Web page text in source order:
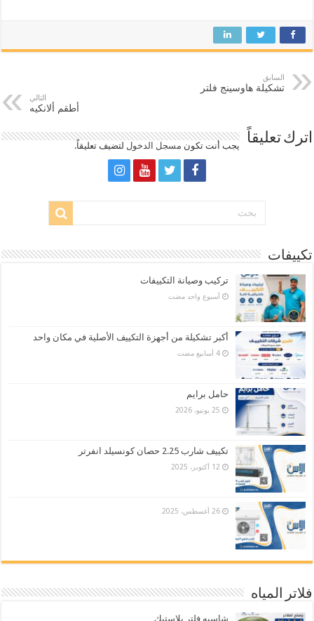
السابق
تشكيلة هاوسينج فلتر
التالي
أطقم ألانكيه
اترك تعليقاً يجب أنت تكون مسجل الدخول لتضيف تعليقاً.
تكييفات
تركيب وصيانة التكييفات
‏أسبوع واحد مضت
أكبر تشكيلة من أجهزة التكييف الأصلية في مكان واحد
‏4 أسابيع مضت
حامل برايم
25 يونيو، 2026
تكييف شارب 2.25 حصان كونسيلد انفرتر
12 أكتوبر، 2025
26 أغسطس، 2025
فلاتر المياه
شاسيه فلتر بلاستيك